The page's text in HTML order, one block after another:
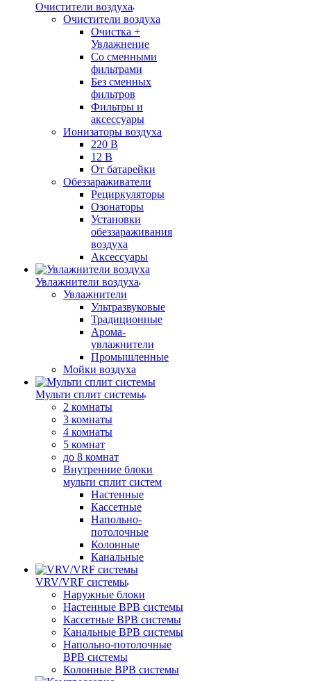
Очистители воздуха
Очистители воздуха
Очистка +
Увлажнение
Cо сменными
фильтрами
Без сменных
фильтров
Фильтры и
аксессуары
Ионизаторы воздуха
220 В
12 В
От батарейки
Обеззараживатели
Рециркуляторы
Озонаторы
Установки
обеззараживания
воздуха
Аксессуары
Увлажнители воздуха
Увлажнители
Ультразвуковые
Традиционные
Арома-
увлажнители
Промышленные
Мойки воздуха
Мульти сплит системы
2 комнаты
3 комнаты
4 комнаты
5 комнат
до 8 комнат
Внутренние блоки
мульти сплит систем
Настенные
Кассетные
Напольно-
потолочные
Колонные
Канальные
VRV/VRF системы
Наружные блоки
Настенные ВРВ системы
Кассетные ВРВ системы
Канальные ВРВ системы
Напольно-потолочные
ВРВ системы
Колонные ВРВ системы